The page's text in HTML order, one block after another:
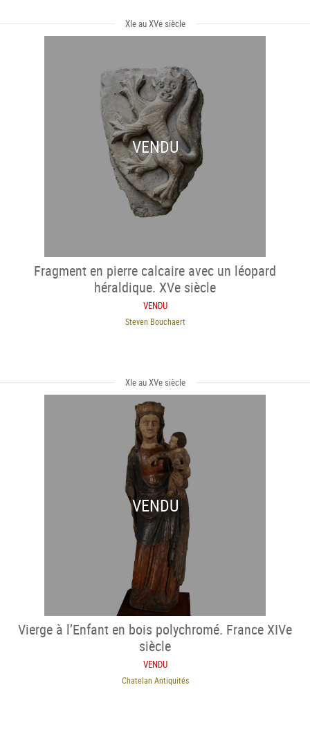
XIe au XVe siècle
VENDU
Fragment en pierre calcaire avec un léopard
héraldique. XVe siècle
VENDU
Steven Bouchaert
XIe au XVe siècle
VENDU
Vierge à l’Enfant en bois polychromé. France XIVe
siècle
VENDU
Chatelan Antiquités